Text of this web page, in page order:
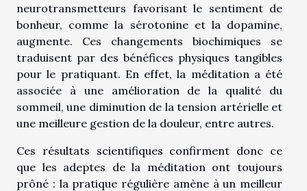
neurotransmetteurs favorisant le sentiment de
bonheur, comme la sérotonine et la dopamine,
augmente. Ces changements biochimiques se
traduisent par des bénéfices physiques tangibles
pour le pratiquant. En effet, la méditation a été
associée à une amélioration de la qualité du
sommeil, une diminution de la tension artérielle et
une meilleure gestion de la douleur, entre autres.
Ces résultats scientifiques confirment donc ce
que les adeptes de la méditation ont toujours
prôné : la pratique régulière amène à un meilleur